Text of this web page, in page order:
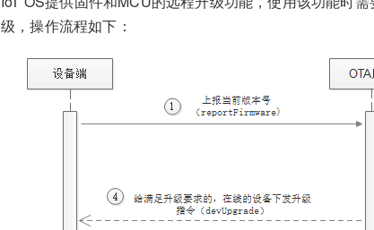
级，操作流程如下：